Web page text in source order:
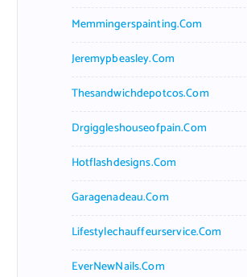
Memmingerspainting.com
Jeremypbeasley.com
Thesandwichdepotcos.com
Drgiggleshouseofpain.com
Hotflashdesigns.com
Garagenadeau.com
Lifestylechauffeurservice.com
EverNewNails.com